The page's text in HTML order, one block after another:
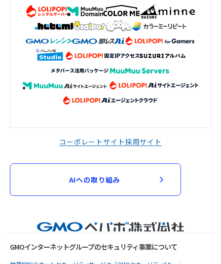
コーポレートサイト採用サイト
AIへの取り組み
GMOインターネットグループのセキュリティ事業について